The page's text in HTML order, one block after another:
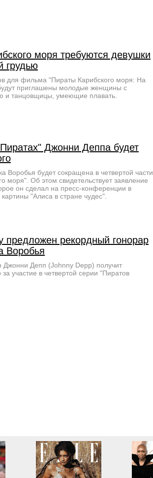
моря требуются девушки
грудью
для фильма "Пираты Карибского моря: На
приглашены молодые женщины с
и танцовщицы, умеющие плавать.
Джонни Деппа будет
Воробья будет сокращена в четвертой части
моря". Об этом свидетельствует заявление
он сделал на пресс-конференции в
"Алиса в стране чудес".
предложен рекордный гонорар
Воробья
Джонни Депп (Johnny Depp) получит
участие в четвертой серии "Пиратов